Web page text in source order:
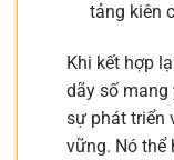
tảng kiên
Khi kết hợp
dãy số mang
sự phát triển
vững. Nó thể